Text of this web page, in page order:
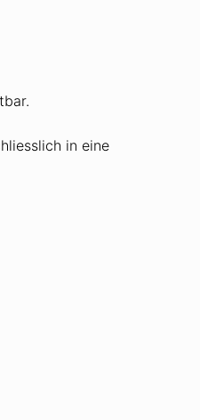
in eine